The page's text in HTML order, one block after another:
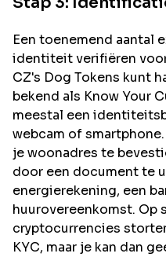
Een toenemend aantal
identiteit verifiëren
CZ's Dog Tokens kunt
bekend als Know Your
meestal een
webcam of
je woonadres te
door een document te
energierekening, een
huurovereenkomst. Op
cryptocurrencies
KYC, maar je kan dan